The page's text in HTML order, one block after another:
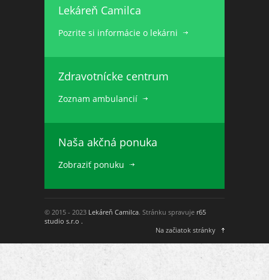
Lekáreň Camilca
Pozrite si informácie o lekárni
Zdravotnícke centrum
Zoznam ambulancií
Naša akčná ponuka
Zobraziť ponuku
© 2015 - 2023 Lekáreň Camilca. Stránku spravuje r65
studio s.r.o .
Na začiatok stránky